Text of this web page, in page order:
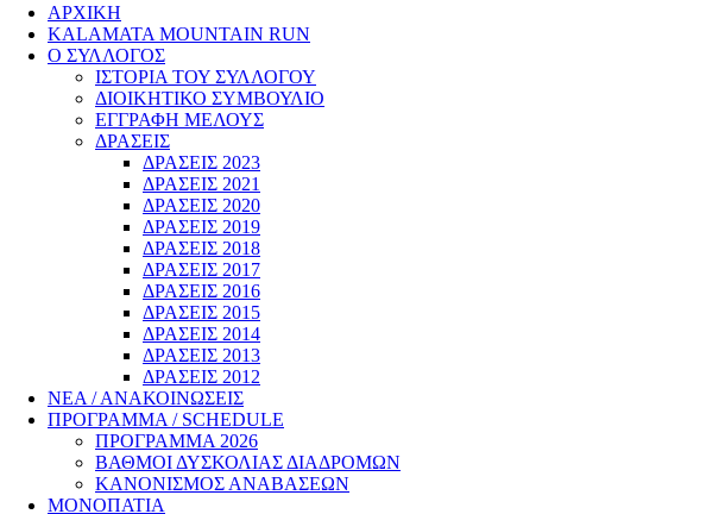
ΑΡΧΙΚΗ
KALAMATA MOUNTAIN RUN
Ο ΣΥΛΛΟΓΟΣ
IΣΤΟΡΙΑ ΤΟΥ ΣΥΛΛΟΓΟΥ
ΔΙΟΙΚΗΤΙΚΟ ΣΥΜΒΟΥΛΙΟ
ΕΓΓΡΑΦΗ ΜΕΛΟΥΣ
ΔΡΑΣΕΙΣ
ΔΡΑΣΕΙΣ 2023
ΔΡΑΣΕΙΣ 2021
ΔΡΑΣΕΙΣ 2020
ΔΡΑΣΕΙΣ 2019
ΔΡΑΣΕΙΣ 2018
ΔΡΑΣΕΙΣ 2017
ΔΡΑΣΕΙΣ 2016
ΔΡΑΣΕΙΣ 2015
ΔΡΑΣΕΙΣ 2014
ΔΡΑΣΕΙΣ 2013
ΔΡΑΣΕΙΣ 2012
ΝΕΑ / ΑΝΑΚΟΙΝΩΣΕΙΣ
ΠΡΟΓΡΑΜΜΑ / SCHEDULE
ΠΡΟΓΡΑΜΜΑ 2026
ΒΑΘΜΟΙ ΔΥΣΚΟΛΙΑΣ ΔΙΑΔΡΟΜΩΝ
ΚΑΝΟΝΙΣΜΟΣ ΑΝΑΒΑΣΕΩΝ
ΜΟΝΟΠΑΤΙΑ